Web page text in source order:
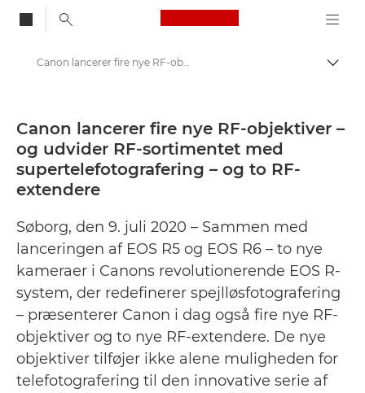
Canon Logo, back
Skift
Presse
Pressemeddelelser – Canons pressecenter
Canon lancerer fire nye RF-objektiver – og udvider RF-sortimentet med supertelefotografering – og to RF-extendere - Canon Danmarks presse-site
Canon lancerer fire nye RF-objektiver –
og udvider RF-sortimentet med
supertelefotografering – og to RF-
extendere
Søborg, den 9. juli 2020 – Sammen med
lanceringen af EOS R5 og EOS R6 – to nye
kameraer i Canons revolutionerende EOS R-
system, der redefinerer spejlløsfotografering
– præsenterer Canon i dag også fire nye RF-
objektiver og to nye RF-extendere. De nye
objektiver tilføjer ikke alene muligheden for
telefotografering til den innovative serie af